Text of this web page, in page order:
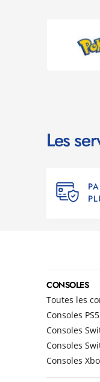
Les
CONSOLES
Toutes les
Consoles PS5
Consoles
Consoles
Consoles